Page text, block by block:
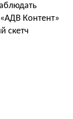
Контент»
скетч